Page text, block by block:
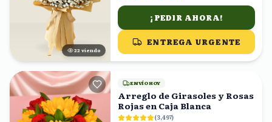
21 viendo
¡PEDIR AHORA!
ENTREGA URGENTE
ENVÍO HOY
Arreglo de Girasoles y Rosas
Rojas en Caja Blanca
(3,497)